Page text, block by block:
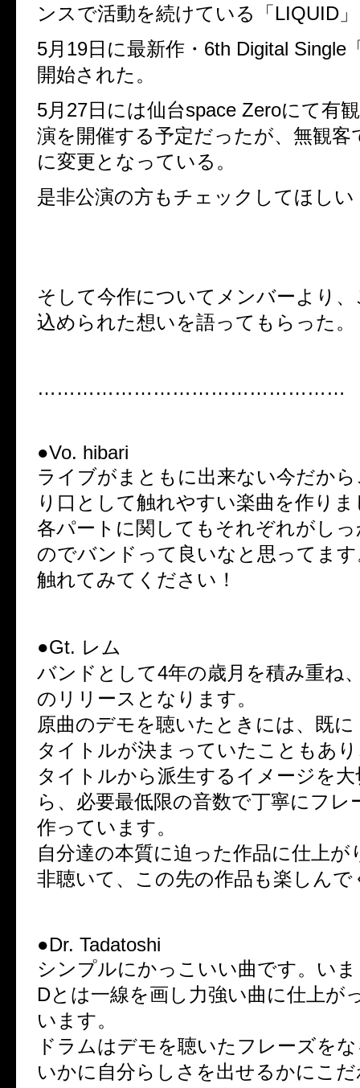
ンスで活動を続けている「LIQUID
5月19日に最新作・6th Digital Single
開始された。
5月27日には仙台space Zeroにて有
演を開催する予定だったが、無観客
に変更となっている。
是非公演の方もチェックしてほしい
そして今作についてメンバーより
込められた想いを語ってもらった。
…………………………………………
●Vo. hibari
ライブがまともに出来ない今だか
り口として触れやすい楽曲を作りま
各パートに関してもそれぞれがし
のでバンドって良いなと思ってま
触れてみてください！
●Gt. レム
バンドとして4年の歳月を積み重ね
のリリースとなります。
原曲のデモを聴いたときには、既
タイトルが決まっていたこともあ
タイトルから派生するイメージを
ら、必要最低限の音数で丁寧にフレ
作っています。
自分達の本質に迫った作品に仕上が
非聴いて、この先の作品も楽しんで
●Dr. Tadatoshi
シンプルにかっこいい曲です。い
Dとは一線を画し力強い曲に仕上が
います。
ドラムはデモを聴いたフレーズを
いかに自分らしさを出せるかにこ